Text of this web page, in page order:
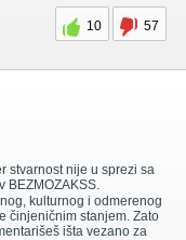
10
57
stvarnost nije u sprezi sa
kulturnog i odmerenog
činjeničnim stanjem. Zato
išta vezano za